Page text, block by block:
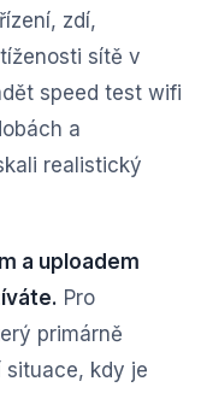
zdí,
sítě v
speed test wifi
a
realistický
a uploadem
Pro
primárně
situace, kdy je